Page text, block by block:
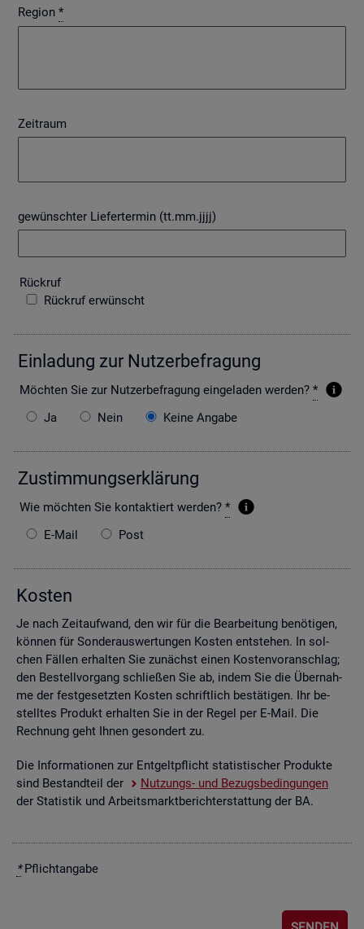
Region *
Zeitraum
gewünschter Liefertermin (tt.mm.jjjj)
Rück­ruf
Rückruf erwünscht
Ein­la­dung zur Nut­zer­be­fra­gung
Möch­ten Sie zur Nut­zer­be­fra­gung ein­ge­la­den wer­den? *
Ja
Nein Keine Angabe
Zu­stim­mungs­er­klä­rung
Wie möch­ten Sie kon­tak­tiert wer­den? *
E-Mail
Post
Kos­ten
Je nach Zeit­auf­wand, den wir für die Be­ar­bei­tung be­nö­ti­gen,
kön­nen für Son­der­aus­wer­tun­gen Kos­ten ent­ste­hen. In sol­
chen Fäl­len er­hal­ten Sie zu­nächst einen Kos­ten­vor­anschlag;
den Be­stell­vor­gang schlie­ßen Sie ab, indem Sie die Über­nah­
me der fest­ge­setz­ten Kos­ten schrift­lich be­stä­ti­gen. Ihr be­
stell­tes Pro­dukt er­hal­ten Sie in der Regel per E-Mail. Die
Rech­nung geht Ihnen ge­son­dert zu.
Die In­for­ma­tio­nen zur Ent­gelt­pflicht sta­tis­ti­scher Pro­duk­te
sind Be­stand­teil der
Nut­zungs- und Be­zugs­be­din­gun­gen
der Sta­tis­tik und Ar­beits­markt­be­richt­erstat­tung der BA.
*Pflicht­an­ga­be